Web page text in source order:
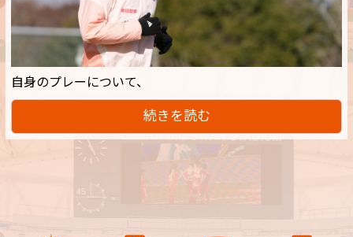
自身のプレーについて、
続きを読む